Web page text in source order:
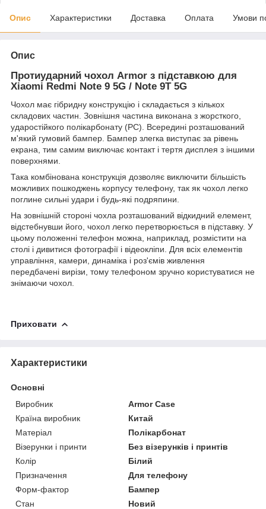
Опис Характеристики Доставка Оплата Умови
Опис
Протиударний чохол Armor з підставкою для
Xiaomi Redmi Note 9 5G / Note 9T 5G
Чохол має гібридну конструкцію і складається з кількох
складових частин. Зовнішня частина виконана з жорсткого,
ударостійкого полікарбонату (PC). Всередині розташований
м'який гумовий бампер. Бампер злегка виступає за рівень
екрана, тим самим виключає контакт і тертя дисплея з іншими
поверхнями.
Така комбінована конструкція дозволяє виключити більшість
можливих пошкоджень корпусу телефону, так як чохол легко
поглине сильні удари і будь-які подряпини.
На зовнішній стороні чохла розташований відкидний елемент,
відстебнувши його, чохол легко перетворюється в підставку. У
цьому положенні телефон можна, наприклад, розмістити на
столі і дивитися фотографії і відеокліпи. Для всіх елементів
управління, камери, динаміка і роз'ємів живлення
передбачені вирізи, тому телефоном зручно користуватися не
знімаючи чохол.
Приховати
Характеристики
Основні
Виробник
Armor Case
Країна виробник
Китай
Матеріал
Полікарбонат
Візерунки і принти
Без візерунків і принтів
Колір
Білий
Призначення
Для телефону
Форм-фактор
Бампер
Стан
Новий